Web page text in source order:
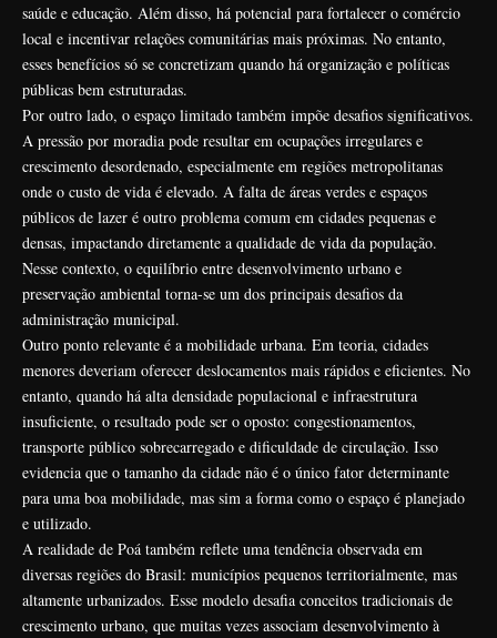
saúde e educação. Além disso, há potencial para fortalecer o comércio
local e incentivar relações comunitárias mais próximas. No entanto,
esses benefícios só se concretizam quando há organização e políticas
públicas bem estruturadas.
Por outro lado, o espaço limitado também impõe desafios significativos.
A pressão por moradia pode resultar em ocupações irregulares e
crescimento desordenado, especialmente em regiões metropolitanas
onde o custo de vida é elevado. A falta de áreas verdes e espaços
públicos de lazer é outro problema comum em cidades pequenas e
densas, impactando diretamente a qualidade de vida da população.
Nesse contexto, o equilíbrio entre desenvolvimento urbano e
preservação ambiental torna-se um dos principais desafios da
administração municipal.
Outro ponto relevante é a mobilidade urbana. Em teoria, cidades
menores deveriam oferecer deslocamentos mais rápidos e eficientes. No
entanto, quando há alta densidade populacional e infraestrutura
insuficiente, o resultado pode ser o oposto: congestionamentos,
transporte público sobrecarregado e dificuldade de circulação. Isso
evidencia que o tamanho da cidade não é o único fator determinante
para uma boa mobilidade, mas sim a forma como o espaço é planejado
e utilizado.
A realidade de Poá também reflete uma tendência observada em
diversas regiões do Brasil: municípios pequenos territorialmente, mas
altamente urbanizados. Esse modelo desafia conceitos tradicionais de
crescimento urbano, que muitas vezes associam desenvolvimento à